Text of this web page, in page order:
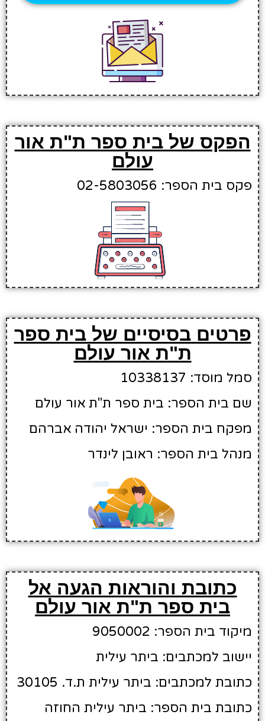
הפקס של בית ספר ת"ת אור
עולם
פקס בית הספר: 02-5803056
פרטים בסיסיים של בית ספר
ת"ת אור עולם
סמל מוסד: 10338137
שם בית הספר: בית ספר ת"ת אור עולם
מפקח בית הספר: ישראל יהודה אברהם
מנהל בית הספר: ראובן לינדר
כתובת והוראות הגעה אל
בית ספר ת"ת אור עולם
מיקוד בית הספר: 9050002
יישוב למכתבים: ביתר עילית
כתובת למכתבים: ביתר עילית ת.ד. 30105
כתובת בית הספר: ביתר עילית החוזה